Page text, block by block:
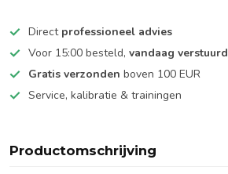
Direct professioneel advies
Voor 15:00 besteld, vandaag verstuurd
Gratis verzonden boven 100 EUR
Service, kalibratie & trainingen
Productomschrijving